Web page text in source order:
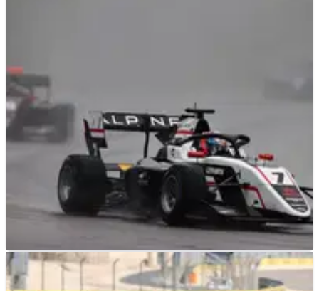
Imola.
F3 RESULTS 22/04/22
F3 Imola: Hasil Kualifikasi Lengkap Putaran